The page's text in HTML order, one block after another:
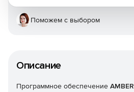
Описание
Программное обеспечение AMBER
Поможем с выбором